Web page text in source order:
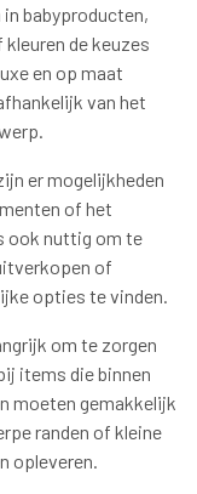
babyproducten,
de keuzes
en op maat
van het
er mogelijkheden
of het
ook nuttig om te
of
opties te vinden.
om te zorgen
items die binnen
moeten gemakkelijk
randen of kleine
opleveren.